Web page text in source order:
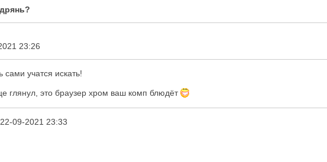
23:26
сами учатся искать!
глянул, это браузер хром ваш комп блюдёт
22-09-2021 23:33